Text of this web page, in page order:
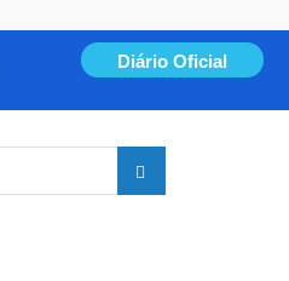
Diário Oficial